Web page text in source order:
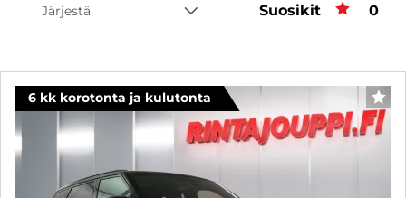
Järjestä Suosikit 0
6 kk korotonta ja kulutonta